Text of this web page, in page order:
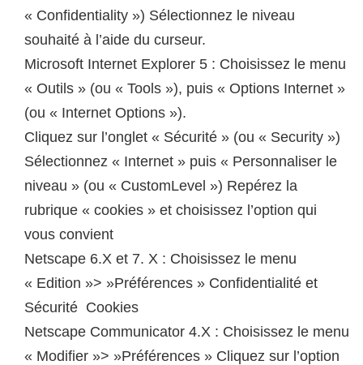
« Confidentiality ») Sélectionnez le niveau
souhaité à l’aide du curseur.
Microsoft Internet Explorer 5 : Choisissez le menu
« Outils » (ou « Tools »), puis « Options Internet »
(ou « Internet Options »).
Cliquez sur l’onglet « Sécurité » (ou « Security »)
Sélectionnez « Internet » puis « Personnaliser le
niveau » (ou « CustomLevel ») Repérez la
rubrique « cookies » et choisissez l’option qui
vous convient
Netscape 6.X et 7. X : Choisissez le menu
« Edition »> »Préférences » Confidentialité et
Sécurité Cookies
Netscape Communicator 4.X : Choisissez le menu
« Modifier »> »Préférences » Cliquez sur l’option